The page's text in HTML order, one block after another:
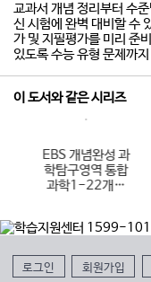
교과서 개념 정리부터 수
신 시험에 완벽 대비할 수
가 및 지필평가를 미리 준
있도록 수능 유형 문제까
이 도서와 같은 시리즈
EBS 개념완성 과
학탐구영역 통합
과학1-22개정
로그인 회원가입